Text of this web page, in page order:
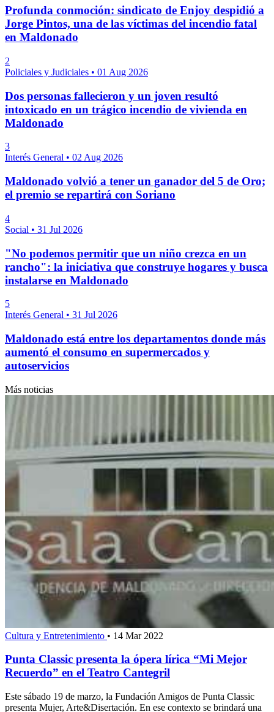
Profunda conmoción: sindicato de Enjoy despidió a
Jorge Pintos, una de las víctimas del incendio fatal
en Maldonado
2
Policiales y Judiciales • 01 Aug 2026
Dos personas fallecieron y un joven resultó
intoxicado en un trágico incendio de vivienda en
Maldonado
3
Interés General • 02 Aug 2026
Maldonado volvió a tener un ganador del 5 de Oro;
el premio se repartirá con Soriano
4
Social • 31 Jul 2026
"No podemos permitir que un niño crezca en un
rancho": la iniciativa que construye hogares y busca
instalarse en Maldonado
5
Interés General • 31 Jul 2026
Maldonado está entre los departamentos donde más
aumentó el consumo en supermercados y
autoservicios
Más noticias
Cultura y Entretenimiento • 14 Mar 2022
Punta Classic presenta la ópera lírica “Mi Mejor
Recuerdo” en el Teatro Cantegril
Este sábado 19 de marzo, la Fundación Amigos de Punta Classic
presenta Mujer, Arte&Disertación. En ese contexto se brindará una